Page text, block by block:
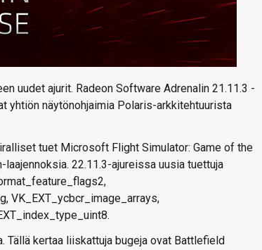
uudet ajurit. Radeon Software Adrenalin 21.11.3 -
yhtiön näytönohjaimia Polaris-arkkitehtuurista
tuet Microsoft Flight Simulator: Game of the
22.11.3-ajureissa uusia tuettuja
VK_EXT_ycbcr_image_arrays,
Tällä kertaa liiskattuja bugeja ovat Battlefield